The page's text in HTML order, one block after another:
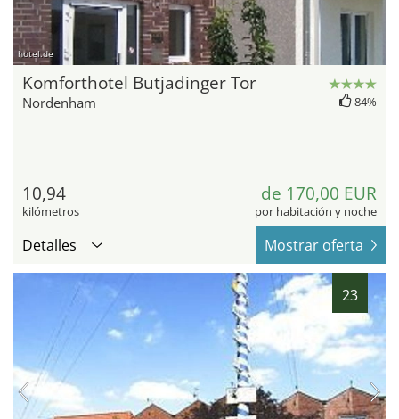
hotel.de
Komforthotel Butjadinger Tor
Nordenham 84%
10,94
kilómetros
de 170,00 EUR
por habitación y noche
Detalles Mostrar oferta
23